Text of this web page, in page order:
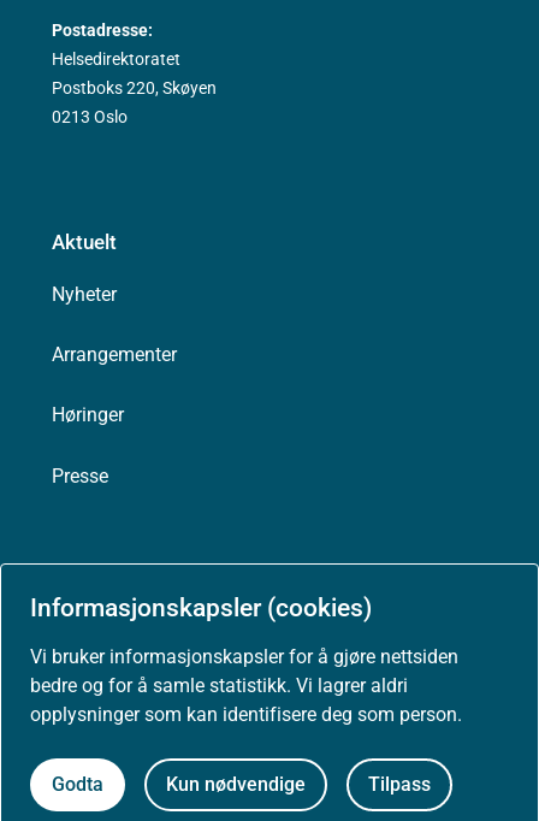
Informasjonskapsler (cookies)
Vi bruker informasjonskapsler for å gjøre nettsiden
bedre og for å samle statistikk. Vi lagrer aldri
opplysninger som kan identifisere deg som person.
Godta Kun nødvendige Tilpass
Postadresse:
Helsedirektoratet
Postboks 220, Skøyen
0213 Oslo
Aktuelt
Nyheter
Arrangementer
Høringer
Presse
Om nettstedet
Personvernerklæring
Tilgjengelighetserklæring (uustatus.no)
Besøksstatistikk og informasjonskapsler